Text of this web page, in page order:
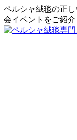
ペルシャ絨毯の正
会イベントをご紹介